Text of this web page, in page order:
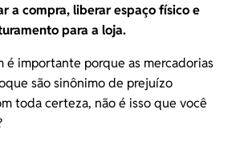
a compra, liberar espaço físico e
para a loja.
é importante porque as mercadorias
são sinônimo de prejuízo
toda certeza, não é isso que você